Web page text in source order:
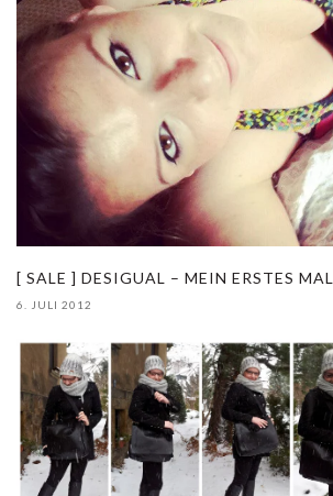
[ SALE ] DESIGUAL – MEIN ERSTES MAL
6. JULI 2012